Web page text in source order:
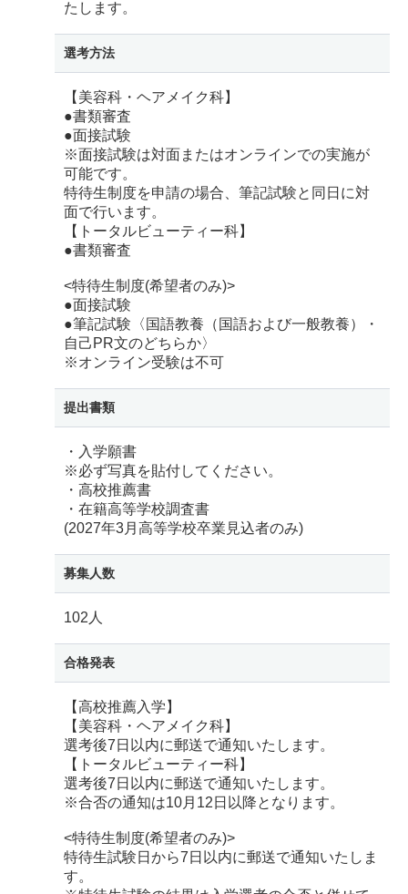
たします。
選考方法
【美容科・ヘアメイク科】
●書類審査
●面接試験
※面接試験は対面またはオンラインでの実施が
可能です。
特待生制度を申請の場合、筆記試験と同日に対
面で行います。
【トータルビューティー科】
●書類審査
<特待生制度(希望者のみ)>
●面接試験
●筆記試験〈国語教養（国語および一般教養）・
自己PR文のどちらか〉
※オンライン受験は不可
提出書類
・入学願書
※必ず写真を貼付してください。
・高校推薦書
・在籍高等学校調査書
(2027年3月高等学校卒業見込者のみ)
募集人数
102人
合格発表
【高校推薦入学】
【美容科・ヘアメイク科】
選考後7日以内に郵送で通知いたします。
【トータルビューティー科】
選考後7日以内に郵送で通知いたします。
※合否の通知は10月12日以降となります。
<特待生制度(希望者のみ)>
特待生試験日から7日以内に郵送で通知いたしま
す。